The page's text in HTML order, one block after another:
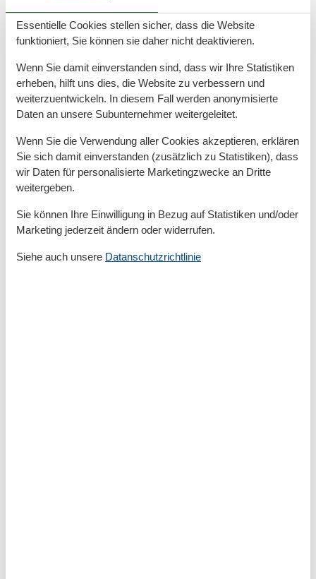
befindet sich ein Raum mit Waschmaschine und
Trockner. Diese können gegen Gebühr genutzt
Gesamte Ausstattung
Entfernungen
Zum Strand 200 m
Grundeinrichtungen
Größe
62 m²
Jahr renoviert
Serviceeinrichtungen
Essentielle Cookies stellen sicher, dass die Website
funktioniert, Sie können sie daher nicht deaktivieren.
Wenn Sie damit einverstanden sind, dass wir Ihre Statistiken
erheben, hilft uns dies, die Website zu verbessern und
weiterzuentwickeln. In diesem Fall werden anonymisierte
Daten an unsere Subunternehmer weitergeleitet.
Wenn Sie die Verwendung aller Cookies akzeptieren, erklären
Sie sich damit einverstanden (zusätzlich zu Statistiken), dass
wir Daten für personalisierte Marketingzwecke an Dritte
weitergeben.
Sie können Ihre Einwilligung in Bezug auf Statistiken und/oder
Marketing jederzeit ändern oder widerrufen.
Siehe auch unsere Datanschutzrichtlinie